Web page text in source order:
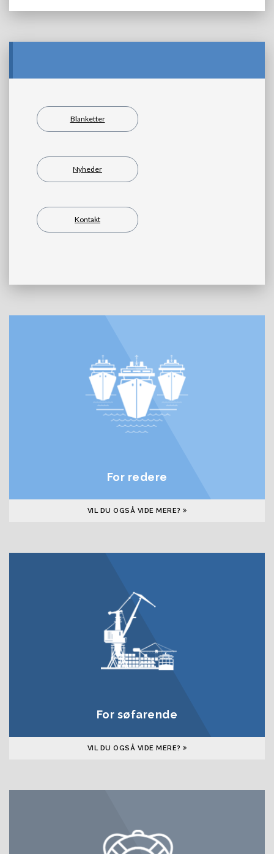
Blanketter
Nyheder
Kontakt
For redere
VIL DU OGSÅ VIDE MERE?
For søfarende
VIL DU OGSÅ VIDE MERE?